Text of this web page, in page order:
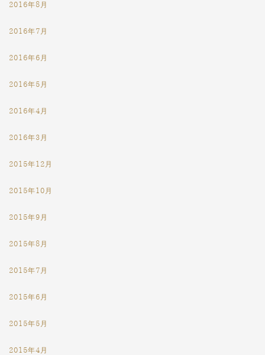
2016年8月
2016年7月
2016年6月
2016年5月
2016年4月
2016年3月
2015年12月
2015年10月
2015年9月
2015年8月
2015年7月
2015年6月
2015年5月
2015年4月